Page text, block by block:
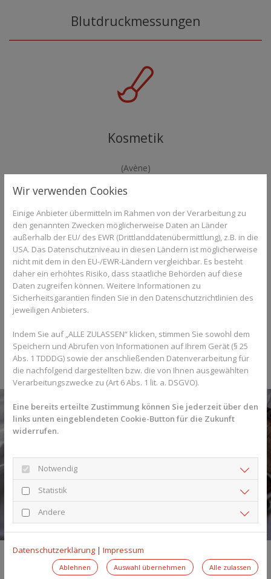
Blutdruckmessungen
Kosmetik
(Avène)
Wir verwenden Cookies
Einige Anbieter übermitteln im Rahmen von der Verarbeitung zu
den genannten Zwecken möglicherweise Daten an Länder
außerhalb der EU/ des EWR (Drittlanddatenübermittlung), z.B. in die
USA. Das Datenschutzniveau in diesen Ländern ist möglicherweise
nicht mit dem in den EU-/EWR-Ländern vergleichbar. Es besteht
daher ein erhöhtes Risiko, dass staatliche Behörden auf diese
Daten zugreifen können. Weitere Informationen zu
Sicherheitsgarantien finden Sie in den Datenschutzrichtlinien des
jeweiligen Anbieters.
Indem Sie auf „ALLE ZULASSEN“ klicken, stimmen Sie sowohl dem
Speichern und Abrufen von Informationen auf Ihrem Gerät (§ 25
Abs. 1 TDDDG) sowie der anschließenden Datenverarbeitung für
die nachfolgend dargestellten bzw. die von Ihnen ausgewählten
Verarbeitungszwecke zu (Art 6 Abs. 1 lit. a. DSGVO).
Eine bereits erteilte Zustimmung können Sie jederzeit über den
links unten eingeblendeten Cookie-Button für die Zukunft
widerrufen.
Notwendig
Statistik
Andere
Datenschutzerklärung | Impressum
Ablehnen Auswahl übernehmen Alle zulassen